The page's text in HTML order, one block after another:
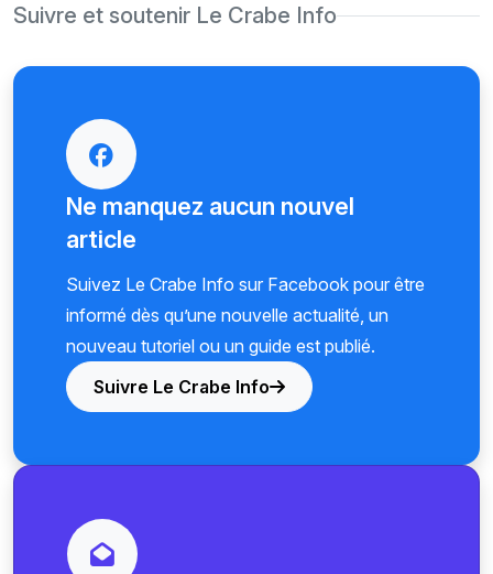
Suivre et soutenir Le Crabe Info
Ne manquez aucun nouvel
article
Suivez Le Crabe Info sur Facebook pour être
informé dès qu’une nouvelle actualité, un
nouveau tutoriel ou un guide est publié.
Suivre Le Crabe Info